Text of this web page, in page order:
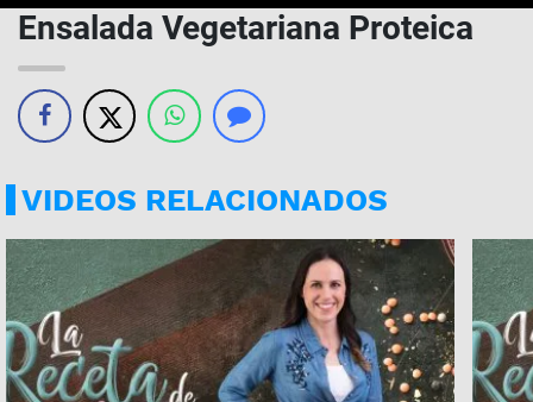
Ensalada Vegetariana Proteica
VIDEOS RELACIONADOS